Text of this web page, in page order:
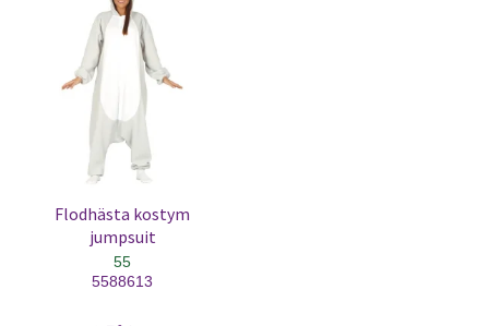
Flodhästa kostym
jumpsuit
55
5588613